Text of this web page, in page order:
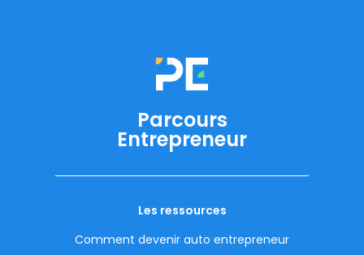
Parcours
Entrepreneur
Les ressources
Comment devenir auto entrepreneur